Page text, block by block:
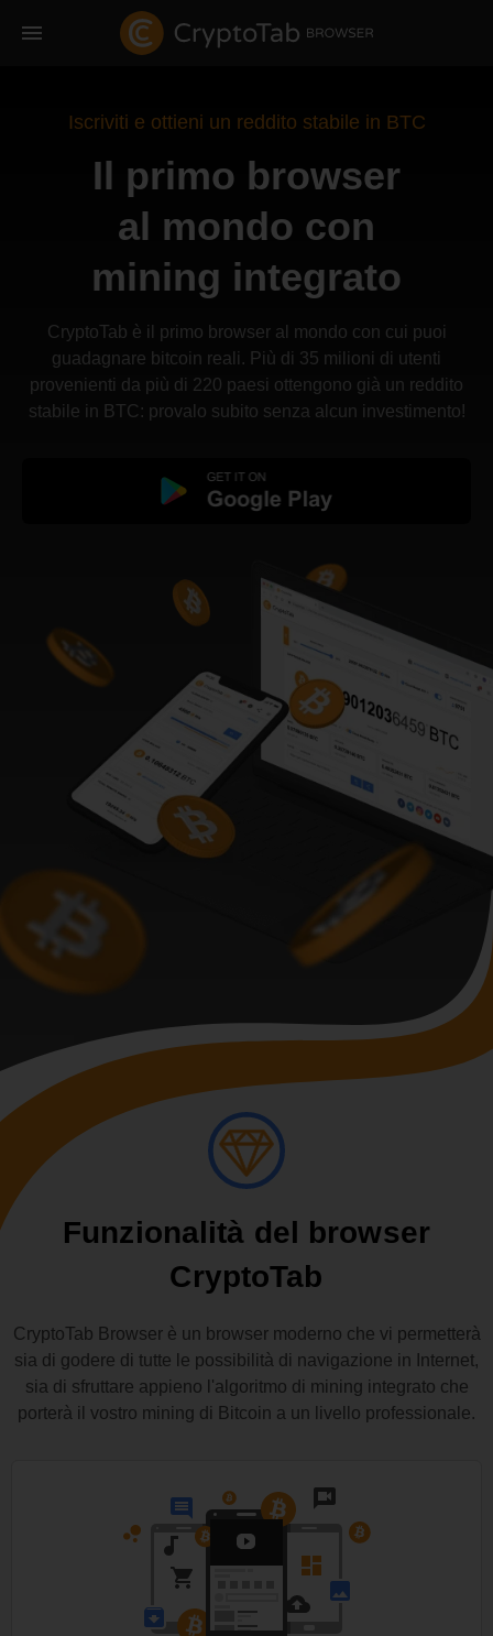
Iscriviti e ottieni un reddito stabile in BTC
Il primo browser
al mondo con
mining integrato
CryptoTab è il primo browser al mondo con cui puoi
guadagnare bitcoin reali. Più di 35 milioni di utenti
provenienti da più di 220 paesi ottengono già un reddito
stabile in BTC: provalo subito senza alcun investimento!
Funzionalità del browser
CryptoTab
CryptoTab Browser è un browser moderno che vi permetterà
sia di godere di tutte le possibilità di navigazione in Internet,
sia di sfruttare appieno l'algoritmo di mining integrato che
porterà il vostro mining di Bitcoin a un livello professionale.